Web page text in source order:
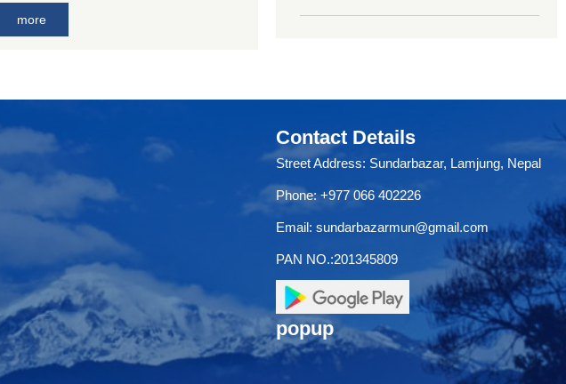
more
Contact Details
Street Address: Sundarbazar, Lamjung, Nepal
Phone: +977 066 402226
Email: sundarbazarmun@gmail.com
PAN NO.:201345809
popup